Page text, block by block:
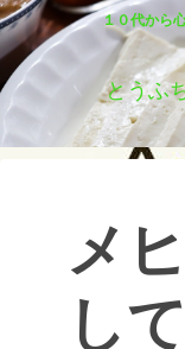
１０代から
とうふ
メ
し